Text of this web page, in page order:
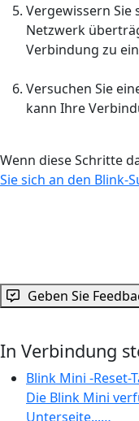
Vergewissern Sie
Netzwerk
Verbindung zu
Versuchen Sie
kann Ihre
Wenn diese Schritte
Sie sich an den Blink-
Geben Sie
In Verbindung
Blink Mini -Reset-
Die Blink Mini
Unterseite...…